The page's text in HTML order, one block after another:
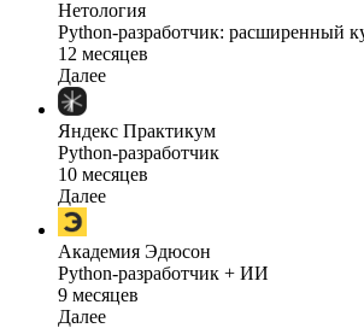
Нетология
Python-разработчик: расширенный
12 месяцев
Далее
Яндекс Практикум
Python-разработчик
10 месяцев
Далее
Академия Эдюсон
Python-разработчик + ИИ
9 месяцев
Далее